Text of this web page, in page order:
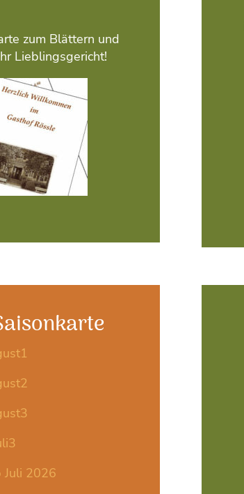
zum Blättern und
Lieblingsgericht!
Juli 2026